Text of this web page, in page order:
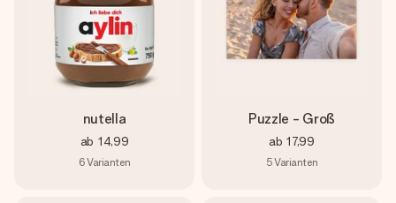
nutella
ab 14,99
6Varianten
Puzzle - Groß
ab 17,99
5Varianten